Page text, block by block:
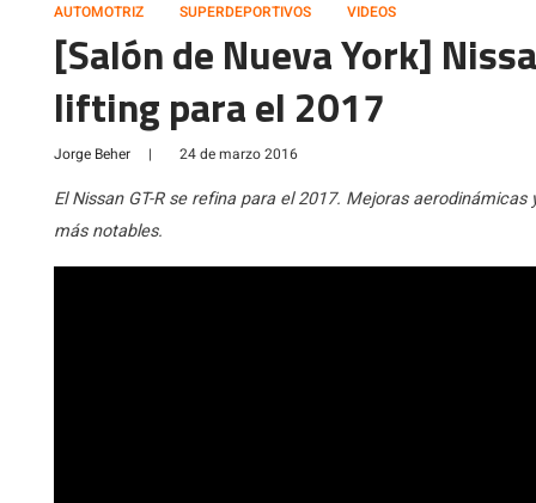
AUTOMOTRIZ SUPERDEPORTIVOS VIDEOS
[Salón de Nueva York]
lifting para el 2017
Jorge Beher | 24 de marzo 2016
El Nissan GT-R se refina para el 2017. Mejoras
más notables.